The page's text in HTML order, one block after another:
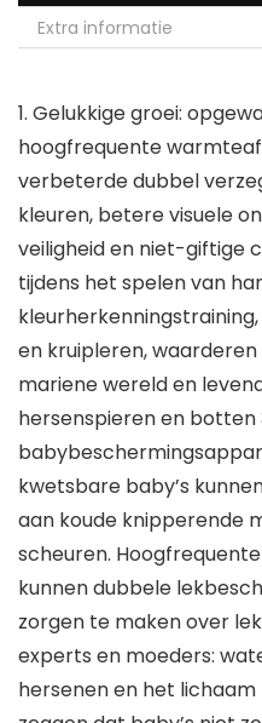
Extra informatie
1. Gelukkige groei:
hoogfrequente
verbeterde dubbel
kleuren, betere visuele
veiligheid en niet-giftige
tijdens het spelen van
en kruipleren,
mariene wereld en
hersenspieren en botten
kwetsbare baby’s
aan koude knipperende
scheuren.
kunnen dubbele
zorgen te maken over
experts en moeders:
hersenen en het